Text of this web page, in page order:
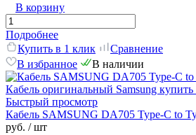
В корзину
Подробнее
Купить в 1 клик
Сравнение
В избранное
В наличии
Быстрый просмотр
Кабель SAMSUNG DA705 Type-C to
руб. / шт